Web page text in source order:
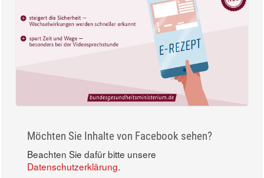
Möchten Sie Inhalte von Facebook sehen?
Beachten Sie dafür bitte unsere
Datenschutzerklärung.